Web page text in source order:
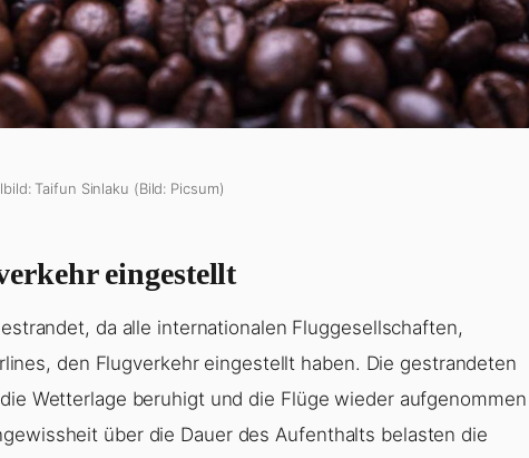
Taifun Sinlaku (Bild: Picsum)
eingestellt
da alle internationalen Fluggesellschaften,
den Flugverkehr eingestellt haben. Die gestrandeten
Wetterlage beruhigt und die Flüge wieder aufgenommen
über die Dauer des Aufenthalts belasten die